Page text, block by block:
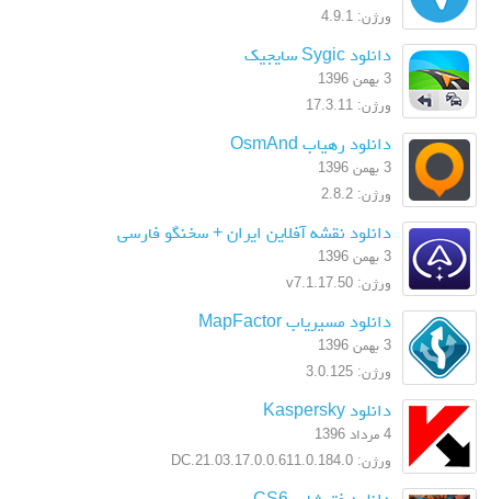
ورژن: 4.9.1
دانلود Sygic سایجیک
3 بهمن 1396
ورژن: 17.3.11
دانلود رهیاب OsmAnd
3 بهمن 1396
ورژن: 2.8.2
دانلود نقشه آفلاین ایران + سخنگو فارسی
3 بهمن 1396
ورژن: v7.1.17.50
دانلود مسیریاب MapFactor
3 بهمن 1396
ورژن: 3.0.125
دانلود Kaspersky
4 مرداد 1396
ورژن: 17.0.0.611.0.184.0.DC.21.03